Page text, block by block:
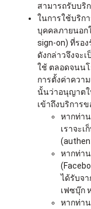
สามารถรับบริ
ในการใช้บริก
บุคคลภายนอก
sign-on) ที่รอ
ดังกล่าวจึงจะ
ใช้ ตลอดจนน
การตั้งค่าควา
นั้นว่าอนุญาตใ
เข้าถึงบริการข
หากท่า
เราจะ
หากท่า
ได้รับจ
เฟซบุ๊ก
หากท่า